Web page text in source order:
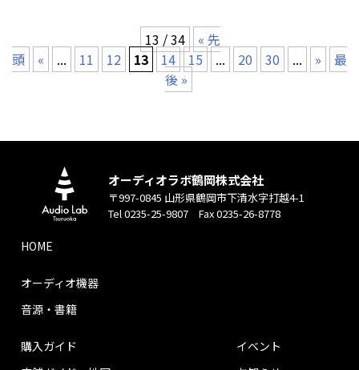
13 / 34
« 先
頭
« ... 11 12 13 14 15 ... 20 30 ... »
最
後 »
オーディオラボ鶴岡株式会社
〒997-0845 山形県鶴岡市下清水字打越4-1
Tel 0235-25-9807 Fax 0235-26-8778
HOME
オーディオ機器
音源・書籍
購入ガイド
イベント